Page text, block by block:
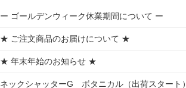
ー ゴールデンウィーク休業期間について ー
★ ご注文商品のお届けについて ★
★ 年末年始のお知らせ ★
ネックシャッターG ボタニカル（出荷スタート）